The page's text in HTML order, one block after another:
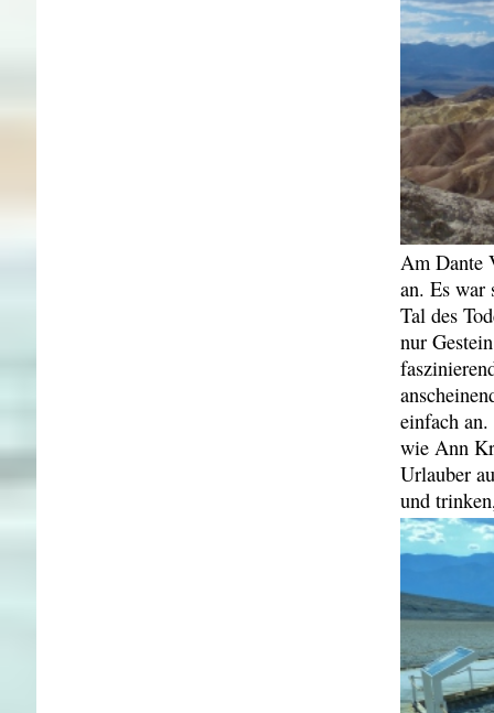
Am Dante
an. Es war
Tal des
nur
einfach
wie Ann
Urlauber
und